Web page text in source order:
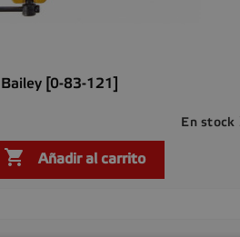
[0-83-121]
En stock
 Añadir al carrito